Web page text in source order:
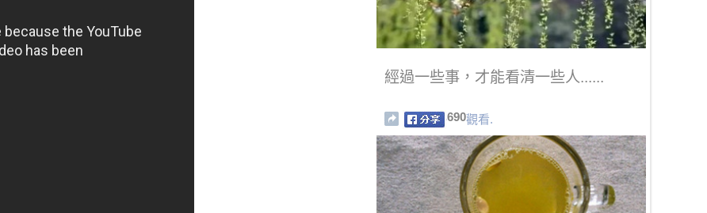
經過一些事，才能看清一些人......
690觀看.